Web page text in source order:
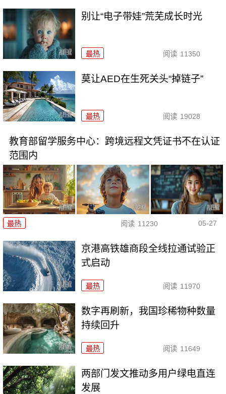
别让“电子带娃”荒芜成长时光
最热 阅读 11350
莫让AED在生死关头“掉链子”
最热 阅读 19028
教育部留学服务中心：跨境远程文凭证书不在认证
范围内
最热 阅读 11230 05-27
京港高铁雄商段全线拉通试验正
式启动
最热 阅读 11970
数字再刷新，我国珍稀物种数量
持续回升
最热 阅读 11649
两部门发文推动多用户绿电直连
发展